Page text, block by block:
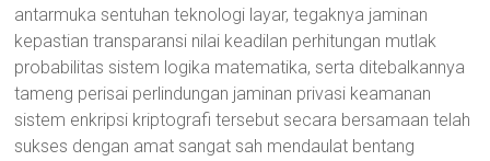
antarmuka sentuhan teknologi layar, tegaknya jaminan
kepastian transparansi nilai keadilan perhitungan mutlak
probabilitas sistem logika matematika, serta ditebalkannya
tameng perisai perlindungan jaminan privasi keamanan
sistem enkripsi kriptografi tersebut secara bersamaan telah
sukses dengan amat sangat sah mendaulat bentang